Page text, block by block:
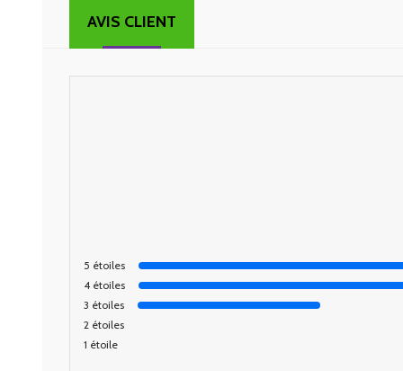
AVIS CLIENT
5 étoiles
4 étoiles
3 étoiles
2 étoiles
1 étoile